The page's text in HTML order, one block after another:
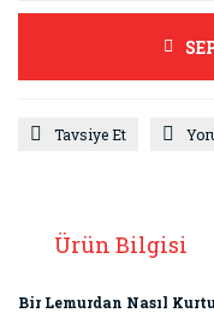
Tavsiye Et
Ürün Bilgisi
Bir Lemurdan Nasıl